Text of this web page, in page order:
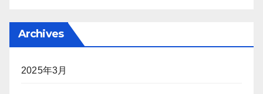
Archives
2025年3月